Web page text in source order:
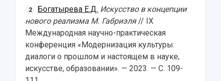
Кафедры
Научные подразделения
Отделы и службы
Общественные организации
Институт искусственного интеллекта
Инжиниринговый центр
Тестирование иностранных граждан на
знание русского языка, истории России и
основ законодательства РФ
Платные образовательные услуги
Скидки на обучение
Материальная база
Подразделения научного обслуживания
Организационные документы
Результаты научно-исследовательской
деятельности
2 Богатырева Е.Д. Искусство в концепции
нового реализма М. Габриэля// IX
Международная научно-практическая
конференция «Модернизация культуры:
диалоги о прошлом и настоящем в науке,
искусстве, образовании». — 2023. — С. 109-